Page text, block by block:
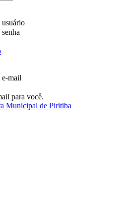
usuário
senha
e-mail
para você.
Municipal de Piritiba